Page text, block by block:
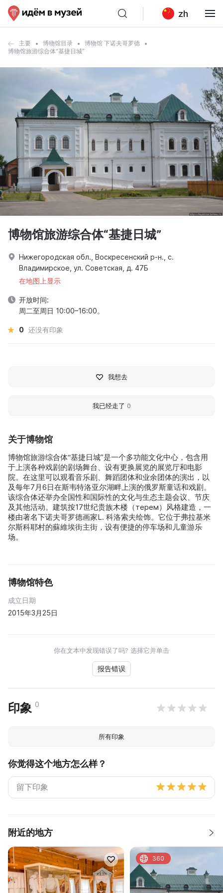
zh
主要 博物馆目录
博物馆 下诺夫哥罗德
博物馆旅游综合体“基捷日城”
关于博物馆
博物馆旅游综合体“基捷日城”是一个多功能文化中心，包含用
于上演各种戏剧的剧场舞台、设有更换展览的展览厅和电影
院。在这里可以观看音乐剧、舞蹈团体和业余团体的演出，以
及每年7月6日在斯韦特洛亚尔湖畔上演的俄罗斯童话和戏剧。
该综合体还举办全国性和国际性的文化与生态主题会议、节庆
及其他活动。建筑按17世纪贵族木楼（терем）风格建造，一
楼由著名下诺夫哥罗德画家L. 科洛索夫绘饰。它位于弗拉基米
尔斯科耶村的蘇維埃街主街，设有便捷的停车场和儿童游乐
场。
博物馆特色
成立日期
2015年3月25日
你在文本中发现错误了吗? 选择它并单击
报告错误
印象 0
所有印象
你觉得这个地方怎么样？
附近的地方
360
博物馆旅游综合体“基捷日城”
Нижегородская обл., Воскресенский р-н., с.
Владимирское, ул. Советская, д. 47Б
在地图上显示
开放时间:
周二至周日 10:00–16:00。
0 还没有印象
我想去
我已经走了 0